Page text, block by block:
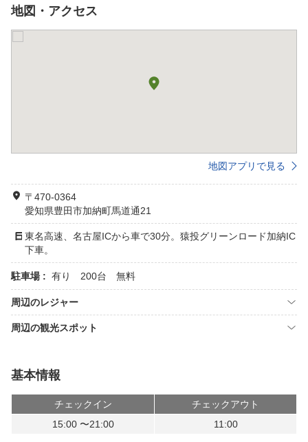
地図・アクセス
地図アプリで見る
〒470-0364
愛知県豊田市加納町馬道通21
東名高速、名古屋ICから車で30分。猿投グリーンロード加納IC
下車。
駐車場 : 有り 200台 無料
周辺のレジャー
周辺の観光スポット
基本情報
チェックイン
チェックアウト
15:00 〜21:00
11:00